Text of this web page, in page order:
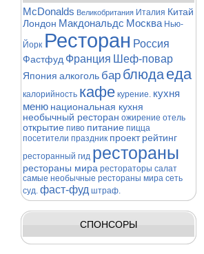
McDonalds Великобритания Италия Китай
Лондон Макдональдс Москва Нью-
Йорк Ресторан Россия
Фастфуд Франция Шеф-повар
Япония алкоголь бар блюдаеда
калорийность кафе курение. кухня
меню национальная кухня
необычный ресторан ожирение отель
открытие пиво питание пицца
посетители праздник проект рейтинг
ресторанный гид рестораны
рестораны мира рестораторы салат
самые необычные рестораны мира сеть
суд. фаст-фуд штраф.
СПОНСОРЫ